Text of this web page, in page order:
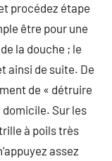
procédez étape
être pour une
la douche ; le
ainsi de suite. De
de « détruire
Sur les
à poils très
assez